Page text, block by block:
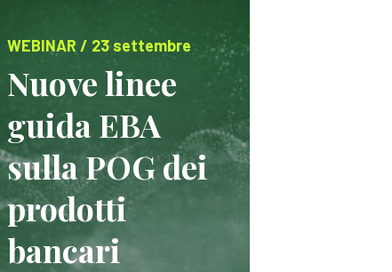
WEBINAR / 23 settembre
Nuove linee
guida EBA
sulla POG dei
prodotti
bancari